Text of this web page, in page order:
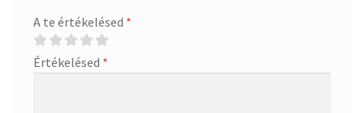
A te értékelésed *
Értékelésed *